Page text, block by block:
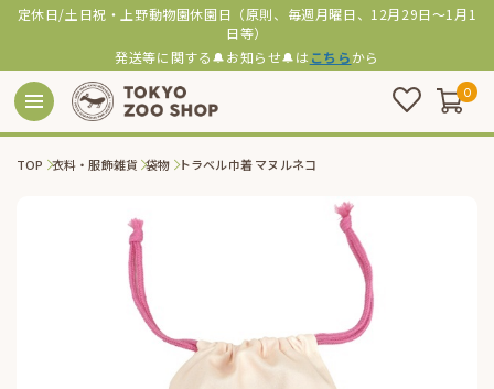
定休日/土日祝・上野動物園休園日（原則、毎週月曜日、12月29日～1月1
日等）
発送等に関する🔔お知らせ🔔は こちらから
0
TOP 衣料・服飾雑貨 袋物 トラベル巾着 マヌルネコ